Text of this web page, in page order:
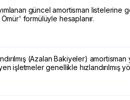
güncel amortisman
formülüyle hesaplanır.
(Azalan Bakiyeler)
işletmeler genellikle hızlandırılmış